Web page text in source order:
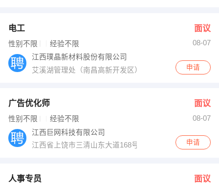
电工 面议
性别不限 经验不限
08-07
江西璞晶新材料股份有限公司
艾溪湖管理处（南昌高新开发区）京东大道399号股份大
申请
广告优化师 面议
性别不限 经验不限
08-07
江西巨网科技有限公司
江西省上饶市三清山东大道168号上饶经数字经济产业园
申请
人事专员 面议